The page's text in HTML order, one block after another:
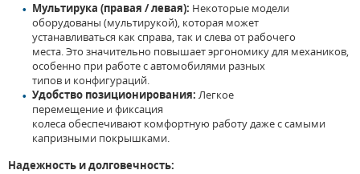
Мультирука (правая / левая): Некоторые модели
оборудованы (мультирукой), которая может
устанавливаться каксправа,так ислеваот рабочего
места.Это значительно повышает эргономикудля механиков,
особенно при работесавтомобилями разных
типов и конфигураций.
Удобство позиционирования: Легкое
перемещение ификсация
колесаобеспечивают комфортную работудажессамыми
капризными покрышками.
Надежность идолговечность: